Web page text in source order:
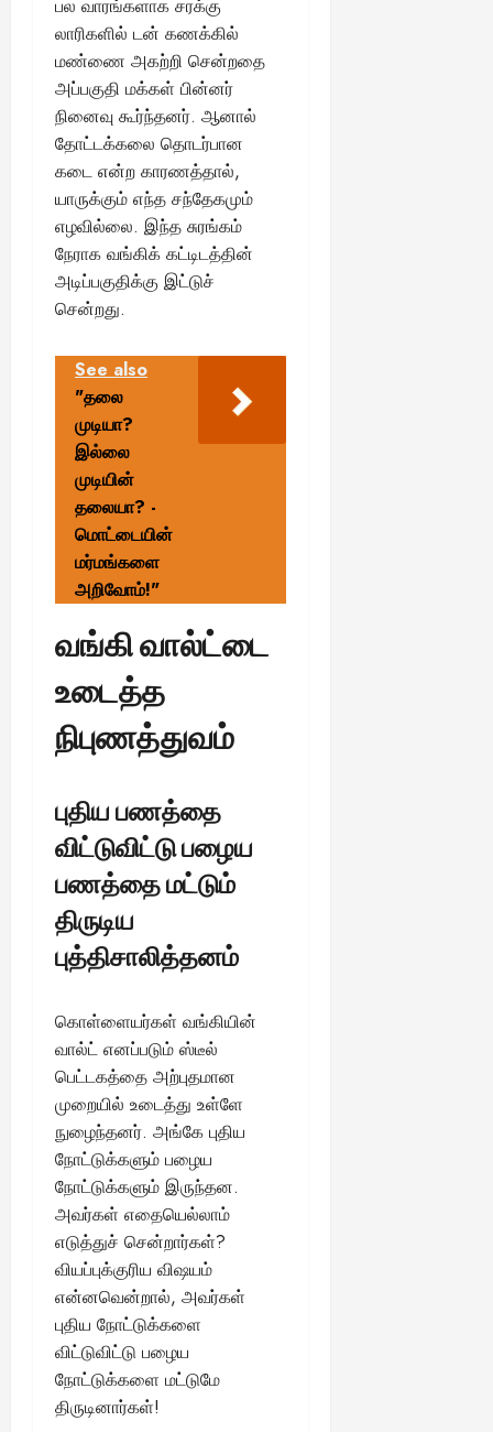
பல வாரங்களாக சரக்கு
லாரிகளில் டன் கணக்கில்
மண்ணை அகற்றி சென்றதை
அப்பகுதி மக்கள் பின்னர்
நினைவு கூர்ந்தனர். ஆனால்
தோட்டக்கலை தொடர்பான
கடை என்ற காரணத்தால்,
யாருக்கும் எந்த சந்தேகமும்
எழவில்லை. இந்த சுரங்கம்
நேராக வங்கிக் கட்டிடத்தின்
அடிப்பகுதிக்கு இட்டுச்
சென்றது.
See also
"தலை
முடியா?
இல்லை
முடியின்
தலையா? -
மொட்டையின்
மர்மங்களை
அறிவோம்!"
வங்கி வால்ட்டை
உடைத்த
நிபுணத்துவம்
புதிய பணத்தை
விட்டுவிட்டு பழைய
பணத்தை மட்டும்
திருடிய
புத்திசாலித்தனம்
கொள்ளையர்கள் வங்கியின்
வால்ட் எனப்படும் ஸ்டீல்
பெட்டகத்தை அற்புதமான
முறையில் உடைத்து உள்ளே
நுழைந்தனர். அங்கே புதிய
நோட்டுக்களும் பழைய
நோட்டுக்களும் இருந்தன.
அவர்கள் எதையெல்லாம்
எடுத்துச் சென்றார்கள்?
வியப்புக்குரிய விஷயம்
என்னவென்றால், அவர்கள்
புதிய நோட்டுக்களை
விட்டுவிட்டு பழைய
நோட்டுக்களை மட்டுமே
திருடினார்கள்!